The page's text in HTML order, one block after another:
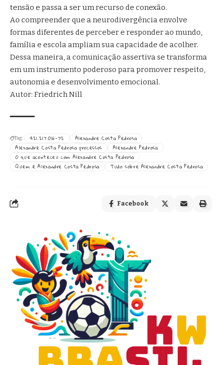
tensão e passa a ser um recurso de conexão.
Ao compreender que a neurodivergência envolve
formas diferentes de perceber e responder ao mundo,
família e escola ampliam sua capacidade de acolher.
Dessa maneira, a comunicação assertiva se transforma
em um instrumento poderoso para promover respeito,
autonomia e desenvolvimento emocional.
Autor: Friedrich Nill
Tag: 421.217.016-72
Alexandre Costa Pedrosa
Alexandre Costa Pedrosa processos
Alexandre Pedrosa
O que aconteceu com Alexandre Costa Pedrosa
Quem é Alexandre Costa Pedrosa
Tudo sobre Alexandre Costa Pedrosa
Facebook